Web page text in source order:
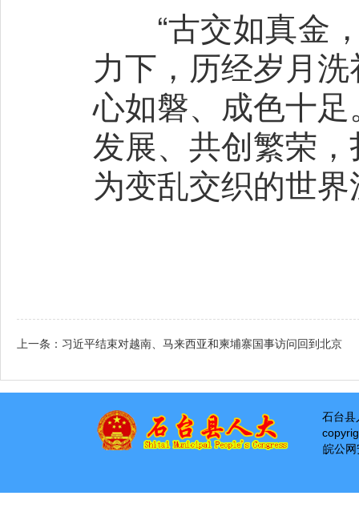
“古交如真金，
力下，历经岁月
心如磐、成色十
发展、共创繁荣
为变乱交织的世
上一条： 习近平结束对越南、马来西亚和柬埔寨国事访问回到北京
石台县
皖公